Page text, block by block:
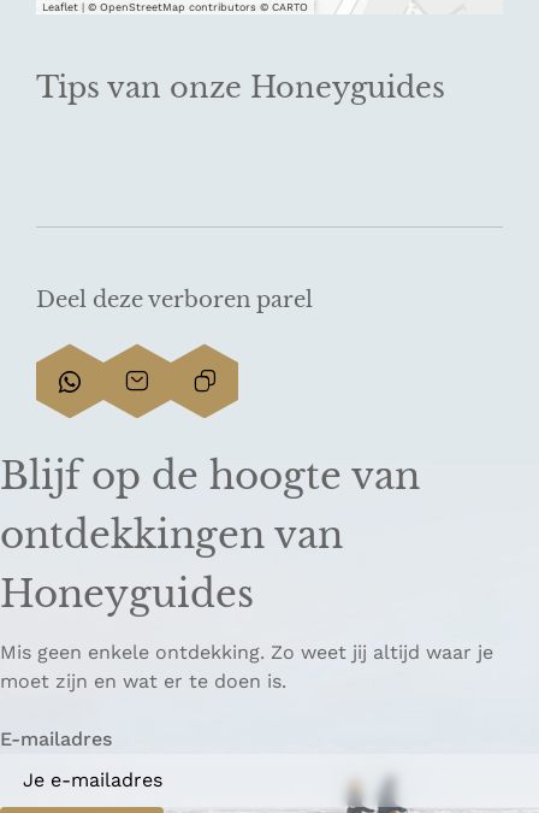
Tips van onze Honeyguides
Leaflet | © OpenStreetMap contributors © CARTO
Deel deze verboren parel
D
e
l
e
e
a
g
n
D
e
l
e
e
p
a
g
L
i
k
o
i
r
e
Blijf op de hoogte van
ontdekkingen van
Honeyguides
Mis geen enkele ontdekking. Zo weet jij altijd waar je
moet zijn en wat er te doen is.
E-mailadres